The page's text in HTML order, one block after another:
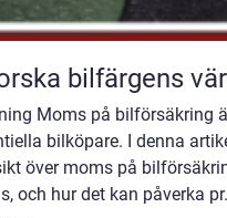
bilfärgens
Moms på bilförsäkring
bilköpare. I denna
över moms på
och hur det kan påverka